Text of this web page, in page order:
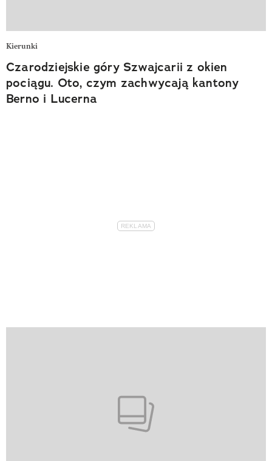
Kierunki
Czarodziejskie góry Szwajcarii z okien
pociągu. Oto, czym zachwycają kantony
Berno i Lucerna